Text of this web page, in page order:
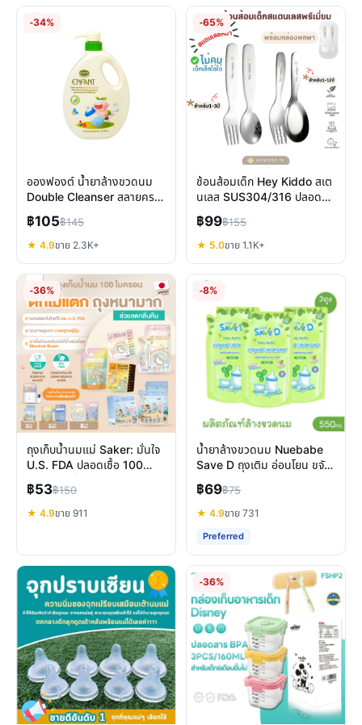
-34%
อองฟองต์ น้ำยาล้างขวดนม
Double Cleanser สลายคราบ
โปรตีน ยับยั้งแบคทีเรีย
ปลอดภัย
฿105฿145
★ 4.9ขาย 2.3K+
-65%
ช้อนส้อมเด็ก Hey Kiddo สเต
นเลส SUS304/316 ปลอดภัย
สูงสำหรับลูกน้อย 8 เดือน+
฿99฿155
★ 5.0ขาย 1.1K+
-36%
ถุงเก็บน้ำนมแม่ Saker: มั่นใจ
U.S. FDA ปลอดเชื้อ 100
ไมครอน เพื่อลูกน้อย
฿53฿150
★ 4.9ขาย 911
-8%
น้ำยาล้างขวดนม Nuebabe
Save D ถุงเติม อ่อนโยน ขจัด
คราบและกลิ่นคาว
฿69฿75
★ 4.9ขาย 731
Preferred
-36%